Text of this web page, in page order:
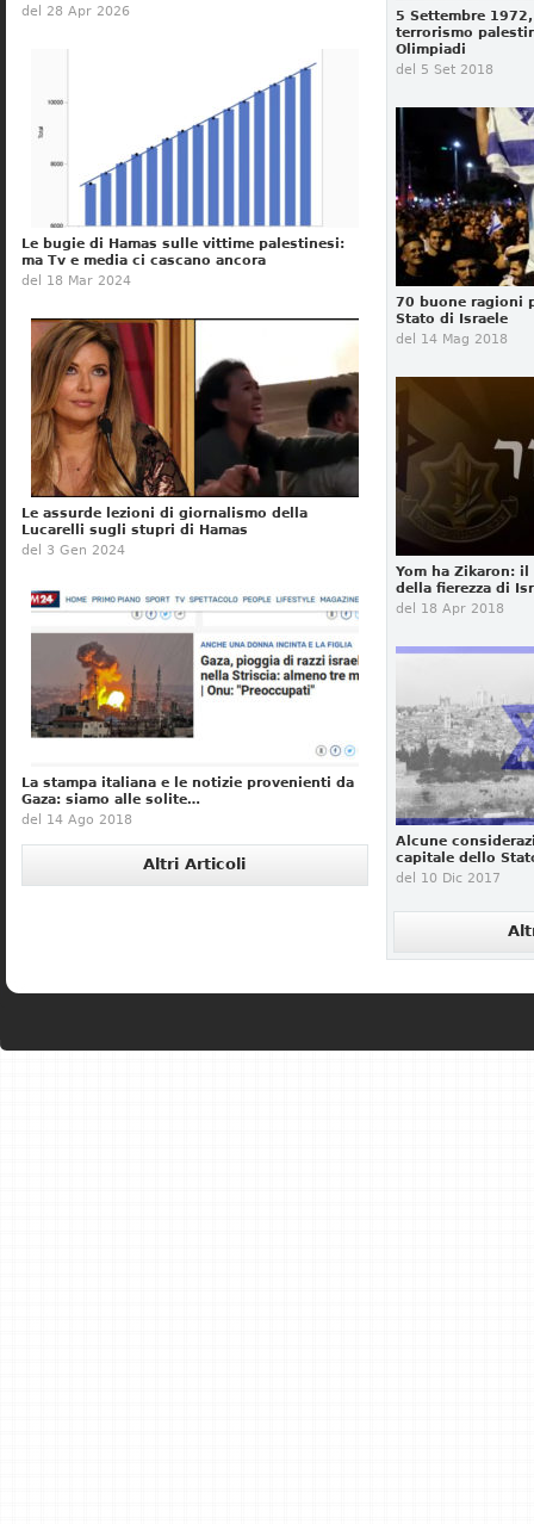
del 28 Apr 2026
Le bugie di Hamas sulle vittime palestinesi:
ma Tv e media ci cascano ancora
del 18 Mar 2024
Le assurde lezioni di giornalismo della
Lucarelli sugli stupri di Hamas
del 3 Gen 2024
La stampa italiana e le notizie provenienti da
Gaza: siamo alle solite…
del 14 Ago 2018
Altri Articoli
5 Settembre
terrorismo
Olimpiadi
del 5 Set 2018
70 buone ragioni
Stato di Israele
del 14 Mag 2018
Yom ha Zikaron:
della fierezza di
del 18 Apr 2018
Alcune
capitale dello
del 10 Dic 2017